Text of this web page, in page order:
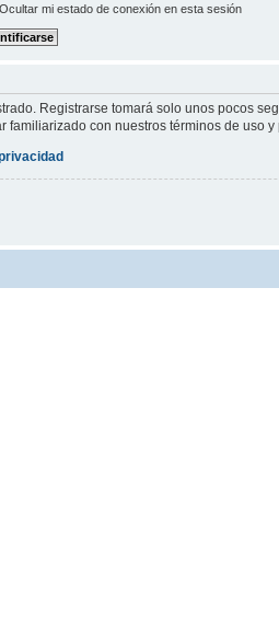
Ocultar mi estado de conexión en esta sesión
Registrarse tomará solo unos pocos
familiarizado con nuestros términos de uso